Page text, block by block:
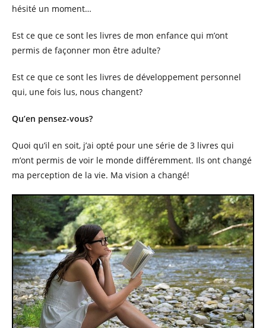
hésité un moment…
Est ce que ce sont les livres de mon enfance qui m’ont
permis de façonner mon être adulte?
Est ce que ce sont les livres de développement personnel
qui, une fois lus, nous changent?
Qu’en pensez-vous?
Quoi qu’il en soit, j’ai opté pour une série de 3 livres qui
m’ont permis de voir le monde différemment. Ils ont changé
ma perception de la vie. Ma vision a changé!